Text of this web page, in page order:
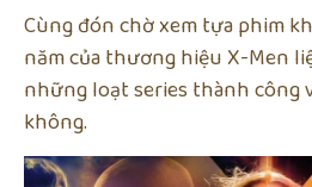
Cùng đón chờ xem tựa phim
năm của thương hiệu X-Men
những loạt series thành công
không.